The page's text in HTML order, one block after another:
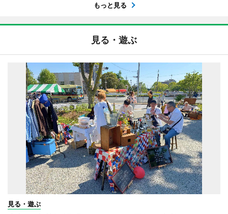
もっと見る
見る・遊ぶ
見る・遊ぶ